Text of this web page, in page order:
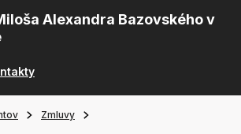
Alexandra Bazovského v
Zmluvy